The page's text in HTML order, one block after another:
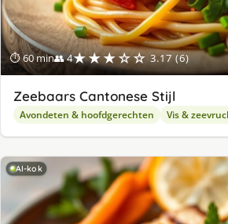
⏱ 60 min👥 4★★★☆☆ 3.17 (6)
Zeebaars Cantonese Stijl
Avondeten & hoofdgerechten Vis &
AI-kok